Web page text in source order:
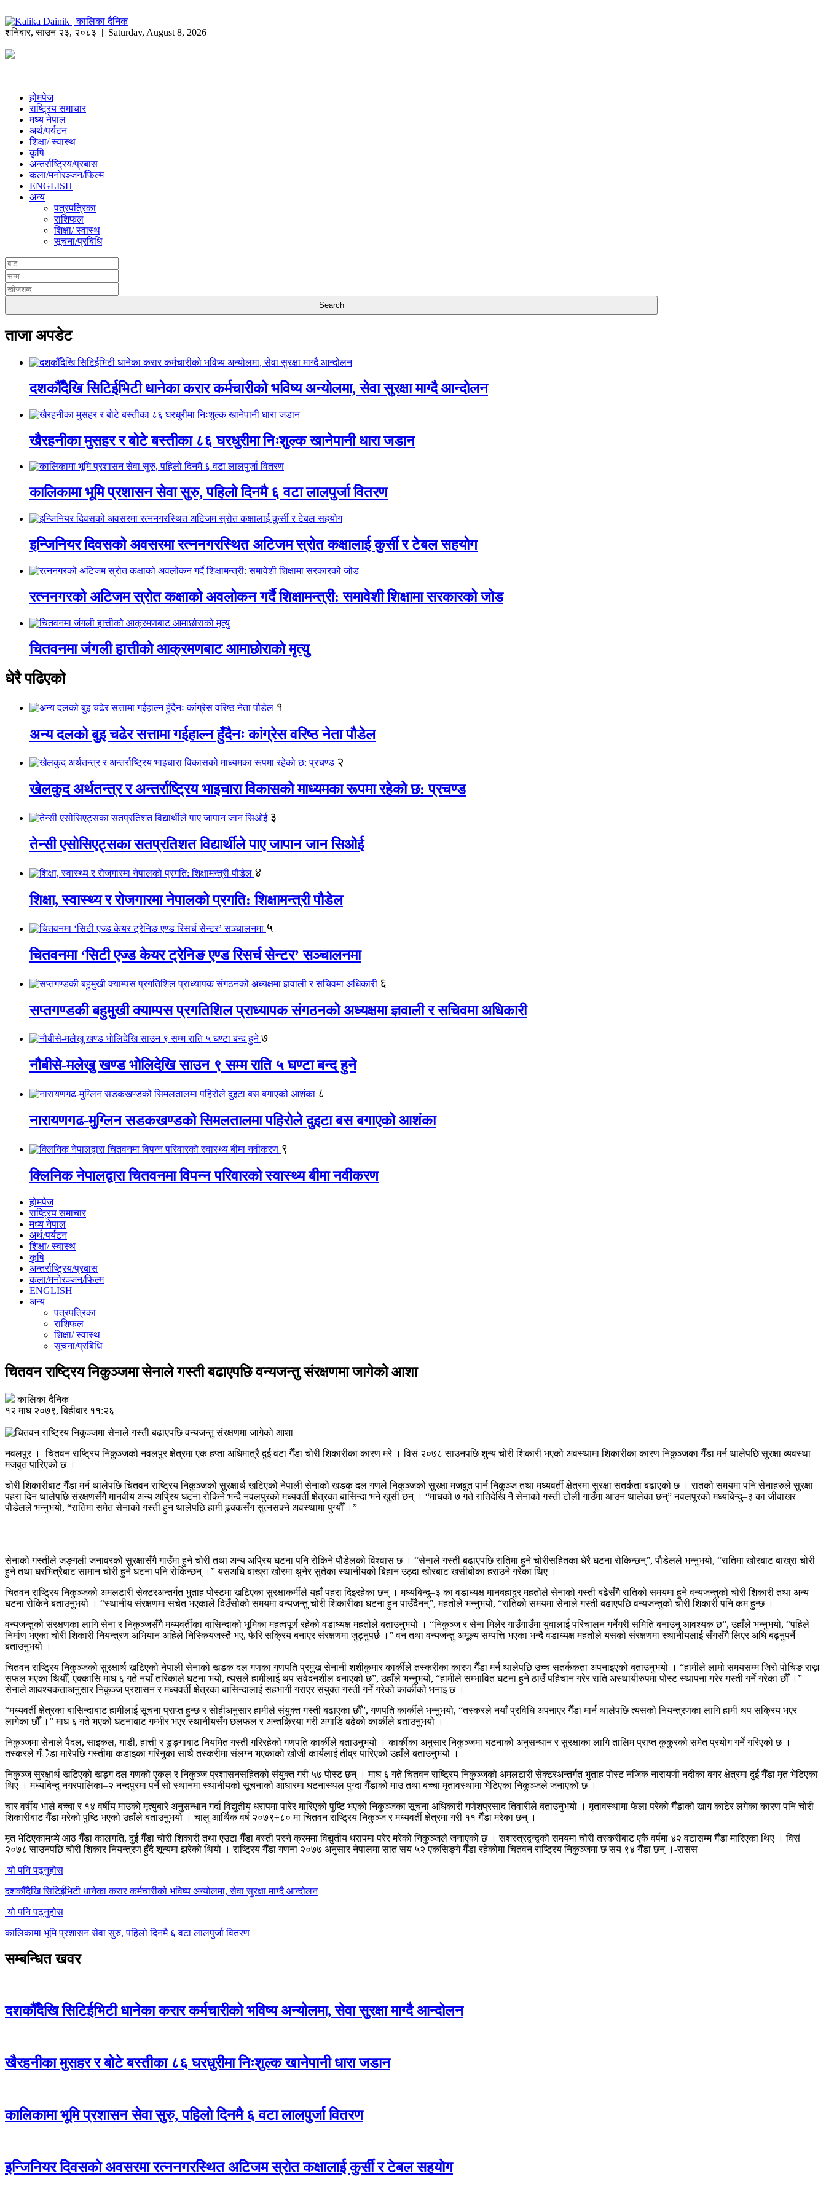
शनिबार,साउन २३, २०८३ | Saturday, August 8, 2026
होमपेज
राष्ट्रिय समाचार
मध्य नेपाल
अर्थ/पर्यटन
शिक्षा/ स्वास्थ
कृषि
अन्तर्राष्ट्रिय/प्रबास
कला/मनोरञ्जन/फिल्म
ENGLISH
अन्य
पत्रपत्रिका
राशिफल
शिक्षा/ स्वास्थ
सूचना/प्रबिधि
ताजा अपडेट
दशकौँदेखि सिटिईभिटी धानेका करार कर्मचारीको भविष्य अन्योलमा, सेवा सुरक्षा माग्दै आन्दोलन
खैरहनीका मुसहर र बोटे बस्तीका ८६ घरधुरीमा निःशुल्क खानेपानी धारा जडान
कालिकामा भूमि प्रशासन सेवा सुरु, पहिलो दिनमै ६ वटा लालपुर्जा वितरण
इन्जिनियर दिवसको अवसरमा रत्ननगरस्थित अटिजम स्रोत कक्षालाई कुर्सी र टेबल सहयोग
रत्ननगरको अटिजम स्रोत कक्षाको अवलोकन गर्दै शिक्षामन्त्री: समावेशी शिक्षामा सरकारको जोड
चितवनमा जंगली हात्तीको आक्रमणबाट आमाछोराको मृत्यु
धेरै पढिएको
१
अन्य दलको बुइ चढेर सत्तामा गईहाल्न हुँदैनः कांग्रेस वरिष्ठ नेता पौडेल
२
खेलकुद अर्थतन्त्र र अन्तर्राष्ट्रिय भाइचारा विकासको माध्यमका रूपमा रहेको छ: प्रचण्ड
३
तेन्सी एसोसिएट्सका सतप्रतिशत विद्यार्थीले पाए जापान जान सिओई
४
शिक्षा, स्वास्थ्य र रोजगारमा नेपालको प्रगति: शिक्षामन्त्री पौडेल
५
चितवनमा ‘सिटी एज्ड केयर ट्रेनिङ एण्ड रिसर्च सेन्टर’ सञ्चालनमा
६
सप्तगण्डकी बहुमुखी क्याम्पस प्रगतिशिल प्राध्यापक संगठनको अध्यक्षमा ज्ञवाली र सचिवमा अधिकारी
७
नौबीसे-मलेखु खण्ड भोलिदेखि साउन ९ सम्म राति ५ घण्टा बन्द हुने
८
नारायणगढ-मुग्लिन सडकखण्डको सिमलतालमा पहिरोले दुइटा बस बगाएको आशंका
९
क्लिनिक नेपालद्वारा चितवनमा विपन्न परिवारको स्वास्थ्य बीमा नवीकरण
होमपेज
राष्ट्रिय समाचार
मध्य नेपाल
अर्थ/पर्यटन
शिक्षा/ स्वास्थ
कृषि
अन्तर्राष्ट्रिय/प्रबास
कला/मनोरञ्जन/फिल्म
ENGLISH
अन्य
पत्रपत्रिका
राशिफल
शिक्षा/ स्वास्थ
सूचना/प्रबिधि
चितवन राष्ट्रिय निकुञ्जमा सेनाले गस्ती बढाएपछि वन्यजन्तु संरक्षणमा जागेको आशा
कालिका दैनिक
१२ माघ २०७९, बिहीबार ११:२६
नवलपुर । चितवन राष्ट्रिय निकुञ्जको नवलपुर क्षेत्रमा एक हप्ता अघिमात्रै दुई वटा गैँडा चोरी शिकारीका कारण मरे । विसं २०७८ साउनपछि शुन्य चोरी शिकारी भएको अवस्थामा शिकारीका कारण निकुञ्जका गैँडा मर्न थालेपछि सुरक्षा व्यवस्था
मजबुत पारिएको छ ।
चोरी शिकारीबाट गैँडा मर्न थालेपछि चितवन राष्ट्रिय निकुञ्जको सुरक्षार्थ खटिएको नेपाली सेनाको खडक दल गणले निकुञ्जको सुरक्षा मजबुत पार्न निकुञ्ज तथा मध्यवर्ती क्षेत्रमा सुरक्षा सतर्कता बढाएको छ । रातको समयमा पनि सेनाहरुले सुरक्षा
पहरा दिन थालेपछि संरक्षणसँगै मानवीय अन्य अप्रिय घटना रोकिने भन्दै नवलपुरको मध्यवर्ती क्षेत्रका बासिन्दा भने खुसी छन् । “माघको ७ गते रातिदेखि नै सेनाको गस्ती टोली गाउँमा आउन थालेका छन्” नवलपुरको मध्यबिन्दु–३ का जीवाखर
पौडेलले भन्नुभयो, “रातिमा समेत सेनाको गस्ती हुन थालेपछि हामी ढुक्कसँग सुत्नसक्ने अवस्थामा पुग्यौँ ।”
सेनाको गस्तीले जङ्गली जनावरको सुरक्षासँगै गाउँमा हुने चोरी तथा अन्य अप्रिय घटना पनि रोकिने पौडेलको विश्वास छ । “सेनाले गस्ती बढाएपछि रातिमा हुने चोरीसहितका धेरै घटना रोकिन्छन्”, पौडेलले भन्नुभयो, “रातिमा खोरबाट बाख्रा चोरी
हुने तथा घरभित्रैबाट सामान चोरी हुने घटना पनि रोकिन्छन् ।” यसअघि बाख्रा खोरमा थुनेर सुतेका स्थानीयको बिहान उठ्दा खोरबाट खसीबोका हराउने गरेका थिए ।
चितवन राष्ट्रिय निकुञ्जको अमलटारी सेक्टरअन्तर्गत भुताह पोस्टमा खटिएका सुरक्षाकर्मीले यहाँ पहरा दिइरहेका छन् । मध्यबिन्दु–३ का वडाध्यक्ष मानबहादुर महतोले सेनाको गस्ती बढेसँगै रातिको समयमा हुने वन्यजन्तुको चोरी शिकारी तथा अन्य
घटना रोकिने बताउनुभयो । “स्थानीय संरक्षणमा सचेत भएकाले दिउँसोको समयमा वन्यजन्तु चोरी शिकारीका घटना हुन पाउँदैनन्”, महतोले भन्नुभयो, “रातिको समयमा सेनाले गस्ती बढाएपछि वन्यजन्तुको चोरी शिकारी पनि कम हुन्छ ।
वन्यजन्तुको संरक्षणका लागि सेना र निकुञ्जसँगै मध्यवर्तीका बासिन्दाको भूमिका महत्वपूर्ण रहेको वडाध्यक्ष महतोले बताउनुभयो । “निकुञ्ज र सेना मिलेर गाउँगाउँमा युवालाई परिचालन गर्नेगरी समिति बनाउनु आवश्यक छ”, उहाँले भन्नुभयो, “पहिले
निर्माण भएका चोरी शिकारी नियन्त्रण अभियान अहिले निस्कियजस्तै भए, फेरि सक्रिय बनाएर संरक्षणमा जुट्नुपर्छ ।” वन तथा वन्यजन्तु अमूल्य सम्पत्ति भएका भन्दै वडाध्यक्ष महतोले यसको संरक्षणमा स्थानीयलाई सँगसँगै लिएर अघि बढ्नुपर्ने
बताउनुभयो ।
चितवन राष्ट्रिय निकुञ्जको सुरक्षार्थ खटिएको नेपाली सेनाको खडक दल गणका गणपति प्रमुख सेनानी शशीकुमार कार्कीले तस्करीका कारण गैँडा मर्न थालेपछि उच्च सतर्ककता अपनाइएको बताउनुभयो । “हामीले लामो समयसम्म जिरो पोचिङ राख्न
सफल भएका थियौँ, एक्कासि माघ ६ गते नयाँ तरिकाले घटना भयो, त्यसले हामीलाई थप संवेदनशील बनाएको छ”, उहाँले भन्नुभयो, “हामीले सम्भावित घटना हुने ठाउँ पहिचान गरेर राति अस्थायीरुपमा पोस्ट स्थापना गरेर गस्ती गर्ने गरेका छौँ ।”
सेनाले आवश्यकताअनुसार निकुञ्ज प्रशासन र मध्यवर्ती क्षेत्रका बासिन्दालाई सहभागी गराएर संयुक्त गस्ती गर्ने गरेको कार्कीको भनाइ छ ।
“मध्यवर्ती क्षेत्रका बासिन्दाबाट हामीलाई सूचना प्राप्त हुन्छ र सोहीअनुसार हामीले संयुक्त गस्ती बढाएका छौँ”, गणपति कार्कीले भन्नुभयो, “तस्करले नयाँ प्रविधि अपनाएर गैँडा मार्न थालेपछि त्यसको नियन्त्रणका लागि हामी थप सक्रिय भएर
लागेका छौँ ।” माघ ६ गते भएको घटनाबाट गम्भीर भएर स्थानीयसँग छलफल र अन्तक्र्रिया गरी अगाडि बढेको कार्कीले बताउनुभयो ।
निकुञ्जमा सेनाले पैदल, साइकल, गाडी, हात्ती र डुङ्गाबाट नियमित गस्ती गरिरहेको गणपति कार्कीले बताउनुभयो । कार्कीका अनुसार निकुञ्जमा घटनाको अनुसन्धान र सुरक्षाका लागि तालिम प्राप्त कुकुरको समेत प्रयोग गर्ने गरिएको छ ।
तस्करले गँैडा मारेपछि गस्तीमा कडाइका गरिनुका साथै तस्करीमा संलग्न भएकाको खोजी कार्यलाई तीव्र पारिएको उहाँले बताउनुभयो ।
निकुञ्ज सुरक्षार्थ खटिएको खड्ग दल गणको एकल र निकुञ्ज प्रशासनसहितको संयुक्त गरी ५७ पोस्ट छन् । माघ ६ गते चितवन राष्ट्रिय निकुञ्जको अमलटारी सेक्टरअन्तर्गत भुताह पोस्ट नजिक नारायणी नदीका बगर क्षेत्रमा दुई गैँडा मृत भेटिएका
थिए । मध्यबिन्दु नगरपालिका–२ नन्दपुरमा पर्ने सो स्थानमा स्थानीयको सूचनाको आधारमा घटनास्थल पुग्दा गैँडाको माउ तथा बच्चा मृतावस्थामा भेटिएका निकुञ्जले जनाएको छ ।
चार वर्षीय भाले बच्चा र १४ वर्षीय माउको मृत्युबारे अनुसन्धान गर्दा विद्युतीय धरापमा पारेर मारिएको पुष्टि भएको निकुञ्जका सूचना अधिकारी गणेशप्रसाद तिवारीले बताउनुभयो । मृतावस्थामा फेला परेको गैँडाको खाग काटेर लगेका कारण पनि चोरी
शिकारीबाट गैँडा मरेको पुष्टि भएको उहाँले बताउनुभयो । चालु आर्थिक वर्ष २०७९÷८० मा चितवन राष्ट्रिय निकुञ्ज र मध्यवर्ती क्षेत्रमा गरी ११ गैँडा मरेका छन् ।
मृत भेटिएकामध्ये आठ गैँडा कालगति, दुई गैँडा चोरी शिकारी तथा एउटा गैँडा बस्ती पस्ने क्रममा विद्युतीय धरापमा परेर मरेको निकुञ्जले जनाएको छ । सशस्त्रद्वन्द्वको समयमा चोरी तस्करीबाट एकै वर्षमा ४२ वटासम्म गैँडा मारिएका थिए । विसं
२०७८ साउनपछि चोरी शिकार नियन्त्रण हुँदै शून्यमा झरेको थियो । राष्ट्रिय गैँडा गणना २०७७ अनुसार नेपालमा सात सय ५२ एकसिङ्गे गैँडा रहेकोमा चितवन राष्ट्रिय निकुञ्जमा छ सय ९४ गैँडा छन् ।-रासस
यो पनि पढ्नुहोस
दशकौँदेखि सिटिईभिटी धानेका करार कर्मचारीको भविष्य अन्योलमा, सेवा सुरक्षा माग्दै आन्दोलन
यो पनि पढ्नुहोस
कालिकामा भूमि प्रशासन सेवा सुरु, पहिलो दिनमै ६ वटा लालपुर्जा वितरण
सम्बन्धित खवर
दशकौँदेखि सिटिईभिटी धानेका करार कर्मचारीको भविष्य अन्योलमा, सेवा सुरक्षा माग्दै आन्दोलन
खैरहनीका मुसहर र बोटे बस्तीका ८६ घरधुरीमा निःशुल्क खानेपानी धारा जडान
कालिकामा भूमि प्रशासन सेवा सुरु, पहिलो दिनमै ६ वटा लालपुर्जा वितरण
इन्जिनियर दिवसको अवसरमा रत्ननगरस्थित अटिजम स्रोत कक्षालाई कुर्सी र टेबल सहयोग